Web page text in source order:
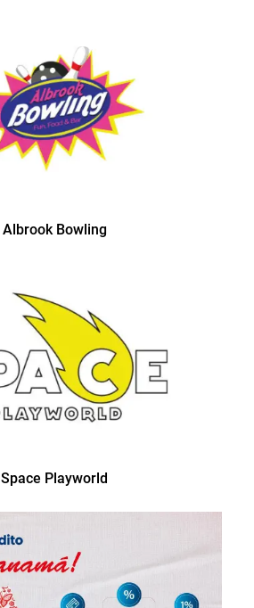
Albrook Bowling
Space Playworld